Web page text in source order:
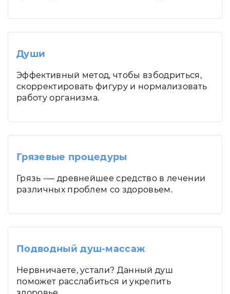
Души
Эффективный метод, чтобы взбодриться,
скорректировать фигуру и нормализовать
работу организма.
Грязевые процедуры
Грязь -— древнейшее средство в лечении
различных проблем со здоровьем.
Подводный душ-массаж
Нервничаете, устали? Данный душ
поможет расслабиться и укрепить